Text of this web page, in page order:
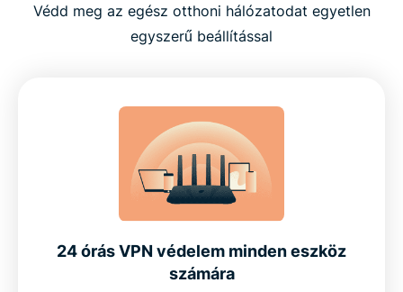
Védd meg az egész otthoni hálózatodat egyetlen
egyszerű beállítással
24 órás VPN védelem minden eszköz
számára